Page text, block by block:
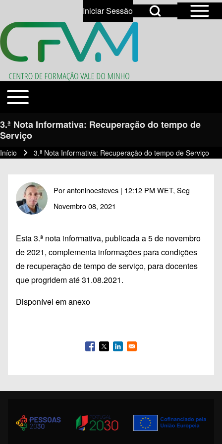
Close search
Search
Open Sidebar
Open Search Block
User account menu
Iniciar SessãoOpen login dialog
Temas
Toggle main menu
3.ª Nota Informativa: Recuperação do tempo de
Serviço
Navegação estrutural
Início 3.ª Nota Informativa: Recuperação do tempo de Serviço
Porantoninoesteves| 12:12 PM WET, Seg
Novembro 08, 2021
Esta 3.ª nota informativa, publicada a 5 de novembro
de 2021, complementa informações para condições
de recuperação de tempo de serviço, para docentes
que progridem até 31.08.2021.
Disponível em anexo